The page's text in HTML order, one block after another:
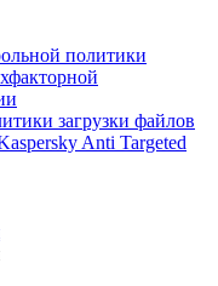
политики
загрузки файлов
Anti Targeted